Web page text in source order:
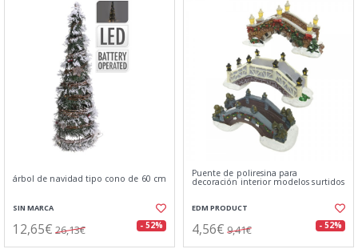
árbol de navidad tipo cono de 60 cm
SIN MARCA
12,65€ 26,13€ - 52%
Puente de poliresina para
decoración interior modelos surtidos
EDM PRODUCT
4,56€ 9,41€ - 52%